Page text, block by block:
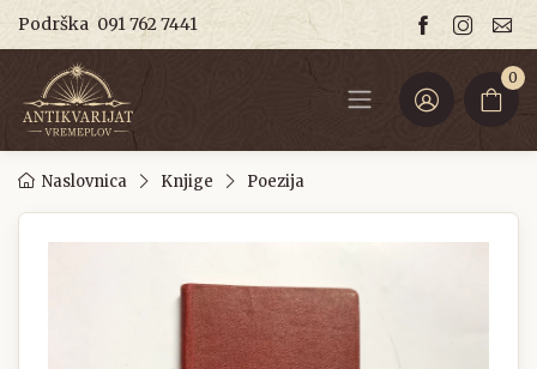
Podrška 091 762 7441
0
Naslovnica Knjige Poezija